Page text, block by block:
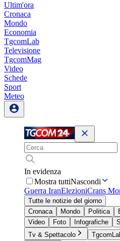
Ultim'ora
Cronaca
Mondo
Economia
TgcomLab
Televisione
TgcomMag
Video
Schede
Sport
Meteo
In evidenza
Mostra tuttiNascondi
Guerra IranElezioniCrans
Tutte le notizie del giorno
Cronaca
Mondo Politica
Video
Foto Infografiche
Tv & Spettacolo